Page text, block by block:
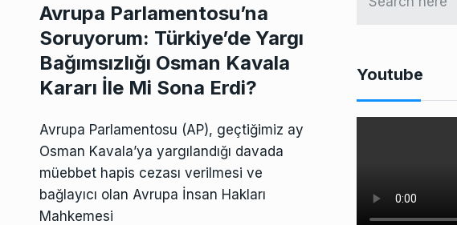
Avrupa Parlamentosu’na
Soruyorum: Türkiye’de Yargı
Bağımsızlığı Osman Kavala
Kararı İle Mi Sona Erdi?
Avrupa Parlamentosu (AP), geçtiğimiz ay
Osman Kavala’ya yargılandığı davada
müebbet hapis cezası verilmesi ve
bağlayıcı olan Avrupa İnsan Hakları
Mahkemesi
Youtube